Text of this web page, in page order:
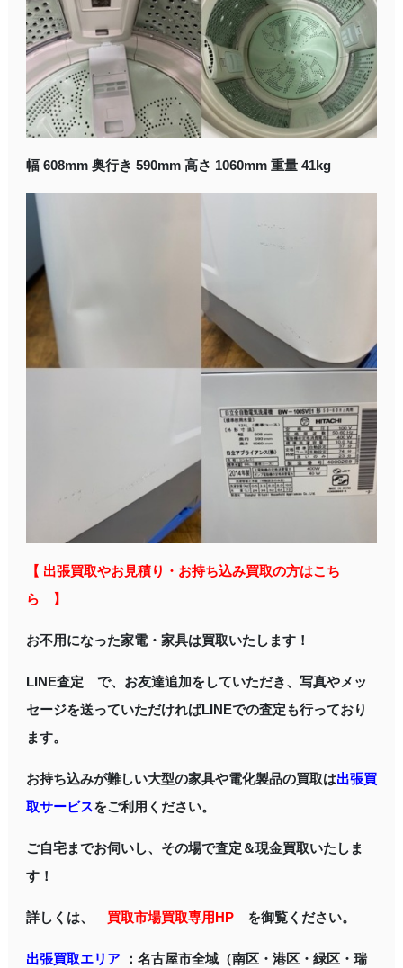
幅 608mm 奥行き 590mm 高さ 1060mm 重量 41kg
【 出張買取やお見積り・お持ち込み買取の方はこち
ら 】
お不用になった家電・家具は買取いたします！
LINE査定 で、お友達追加をしていただき、写真やメッ
セージを送っていただければLINEでの査定も行っており
ます。
お持ち込みが難しい大型の家具や電化製品の買取は出張買
取サービスをご利用ください。
ご自宅までお伺いし、その場で査定＆現金買取いたしま
す！
詳しくは、 買取市場買取専用HP を御覧ください。
出張買取エリア：名古屋市全域（南区・港区・緑区・瑞